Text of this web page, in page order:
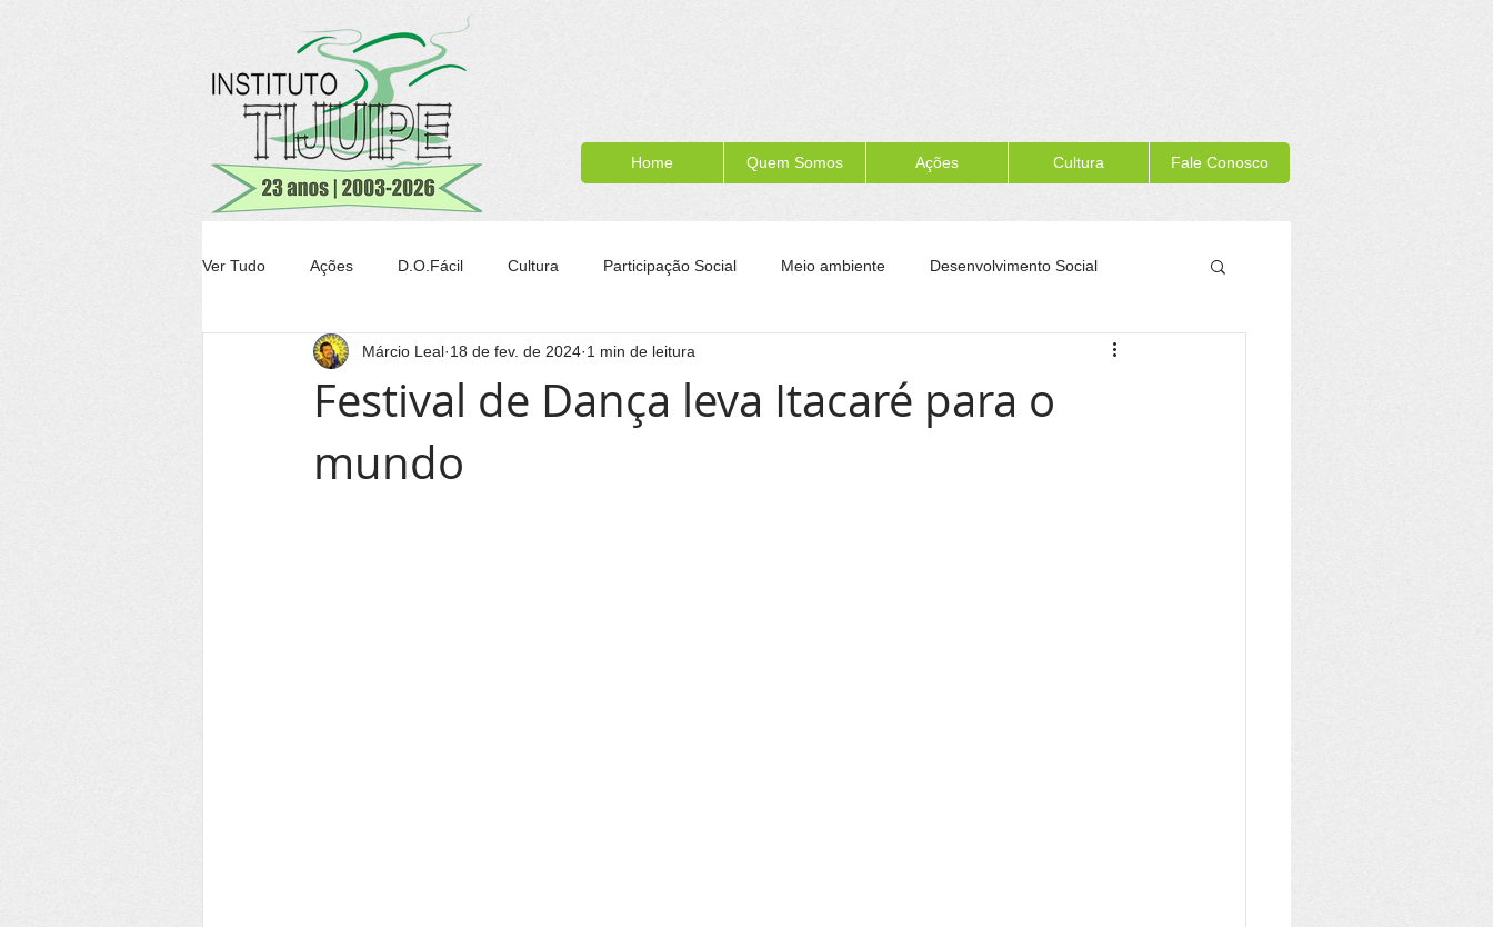
Home Quem Somos Ações Cultura Fale Conosco
Ver Tudo Ações D.O.Fácil Cultura Participação Social Meio ambiente Desenvolvimento Social
Agricultura Transparência Tijuípe Formação para a cidadania Memória Itacaré
Festival de Dança leva Itacaré para o
mundo
Márcio Leal 18 de fev. de 2024 1 min de leitura